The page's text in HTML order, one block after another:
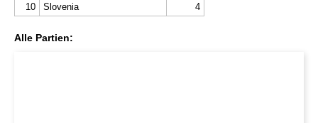
10
Slovenia 4
Alle Partien: